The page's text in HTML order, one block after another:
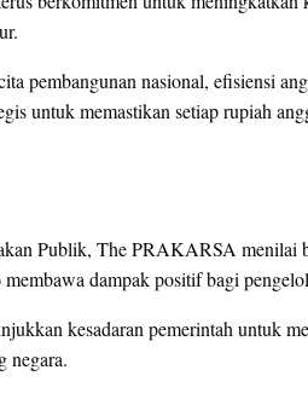
pembangunan nasional, efisiensi
untuk memastikan setiap rupiah
Publik, The PRAKARSA menilai
dampak positif bagi
kesadaran pemerintah untuk
negara.